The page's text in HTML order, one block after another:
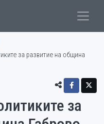
за развитие на община
за